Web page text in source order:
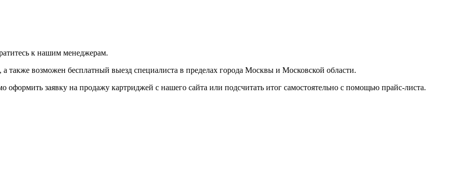
к нашим менеджерам.
также возможен бесплатный выезд специалиста в пределах города Москвы и Московской области.
заявку на продажу картриджей с нашего сайта или подсчитать итог самостоятельно с помощью прайс-листа.